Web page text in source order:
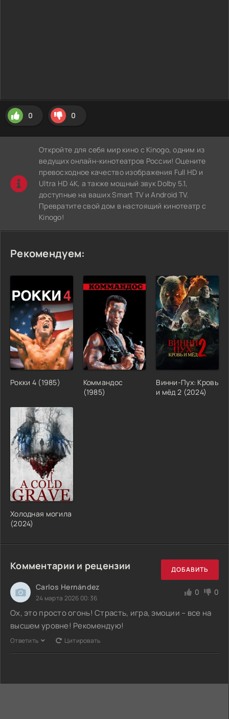
0 0
Откройте для себя мир кино с Kinogo, одним из
ведущих онлайн-кинотеатров России! Оцените
превосходное качество изображения Full HD и
Ultra HD 4K, а также мощный звук Dolby 5.1,
доступные на ваших Smart TV и Android TV.
Превратите свой дом в настоящий кинотеатр с
Kinogo!
Рекомендуем:
Рокки 4 (1985)
Коммандос
(1985)
Винни-Пух: Кровь
и мёд 2 (2024)
Холодная могила
(2024)
Комментарии и рецензии ДОБАВИТЬ
Carlos Hernández
24 марта 2026 00:36
0 0
Ох, это просто огонь! Страсть, игра, эмоции – все на
высшем уровне! Рекомендую!
Ответить Цитировать